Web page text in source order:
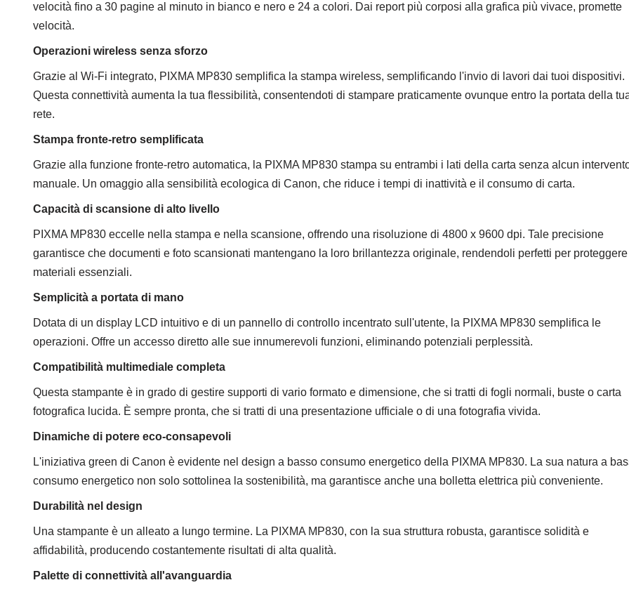
velocità fino a 30 pagine al minuto in bianco e nero e 24 a colori. Dai report più corposi alla grafica più vivace, promette
velocità.
Operazioni wireless senza sforzo
Grazie al Wi-Fi integrato, PIXMA MP830 semplifica la stampa wireless, semplificando l'invio di lavori dai tuoi dispositivi.
Questa connettività aumenta la tua flessibilità, consentendoti di stampare praticamente ovunque entro la portata della
rete.
Stampa fronte-retro semplificata
Grazie alla funzione fronte-retro automatica, la PIXMA MP830 stampa su entrambi i lati della carta senza alcun
manuale. Un omaggio alla sensibilità ecologica di Canon, che riduce i tempi di inattività e il consumo di carta.
Capacità di scansione di alto livello
PIXMA MP830 eccelle nella stampa e nella scansione, offrendo una risoluzione di 4800 x 9600 dpi. Tale precisione
garantisce che documenti e foto scansionati mantengano la loro brillantezza originale, rendendoli perfetti per
materiali essenziali.
Semplicità a portata di mano
Dotata di un display LCD intuitivo e di un pannello di controllo incentrato sull'utente, la PIXMA MP830 semplifica le
operazioni. Offre un accesso diretto alle sue innumerevoli funzioni, eliminando potenziali perplessità.
Compatibilità multimediale completa
Questa stampante è in grado di gestire supporti di vario formato e dimensione, che si tratti di fogli normali, buste o carta
fotografica lucida. È sempre pronta, che si tratti di una presentazione ufficiale o di una fotografia vivida.
Dinamiche di potere eco-consapevoli
L'iniziativa green di Canon è evidente nel design a basso consumo energetico della PIXMA MP830. La sua natura a
consumo energetico non solo sottolinea la sostenibilità, ma garantisce anche una bolletta elettrica più conveniente.
Durabilità nel design
Una stampante è un alleato a lungo termine. La PIXMA MP830, con la sua struttura robusta, garantisce solidità e
affidabilità, producendo costantemente risultati di alta qualità.
Palette di connettività all'avanguardia